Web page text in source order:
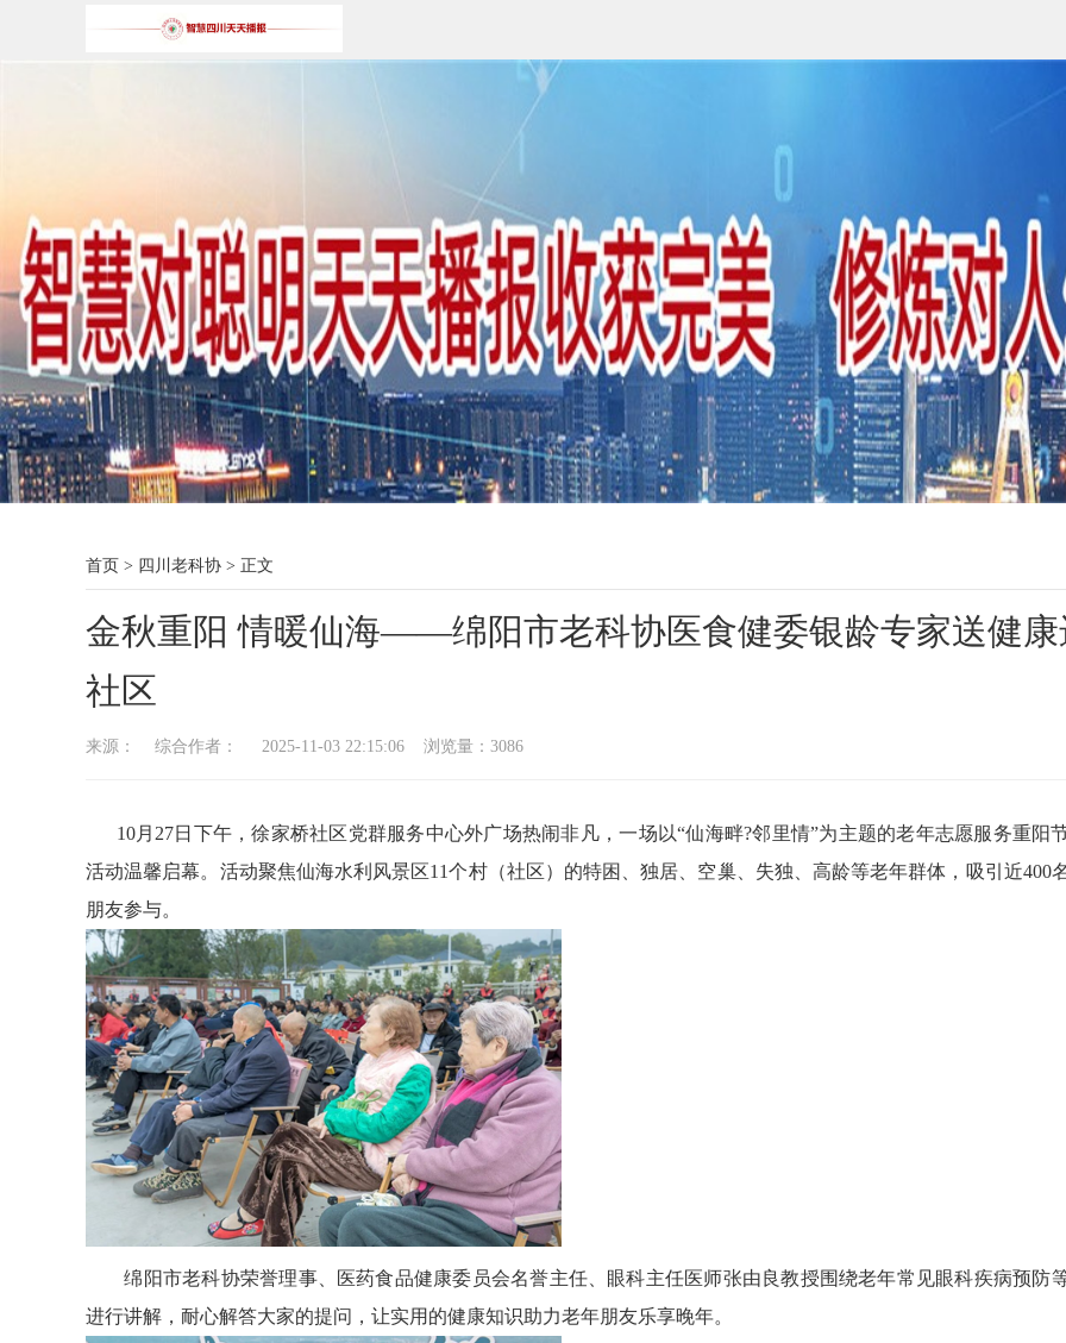
首页 > 四川老科协 > 正文
金秋重阳 情暖仙海——绵阳市老科协医食健委银龄专家送健康
社区
来源： 综合作者： 2025-11-03 22:15:06 浏览量： 3086
10月27日下午，徐家桥社区党群服务中心外广场热闹非凡，一场以“仙海畔?邻里情”为主题的老年志愿服务重阳
活动温馨启幕。活动聚焦仙海水利风景区11个村（社区）的特困、独居、空巢、失独、高龄等老年群体，吸引近400
朋友参与。
绵阳市老科协荣誉理事、医药食品健康委员会名誉主任、眼科主任医师张由良教授围绕老年常见眼科疾病预防
进行讲解，耐心解答大家的提问，让实用的健康知识助力老年朋友乐享晚年。